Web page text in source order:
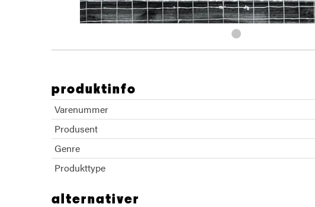
produktinfo
Varenummer
Produsent
Genre
Produkttype
alternativer